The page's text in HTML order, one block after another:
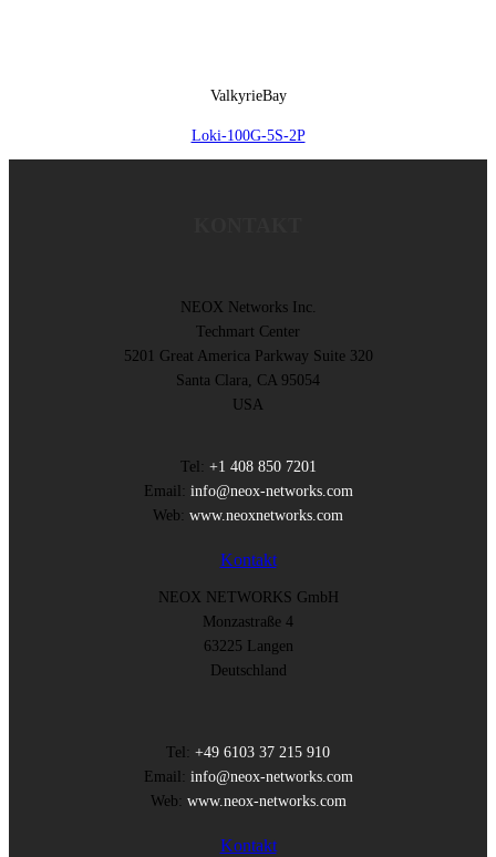
ValkyrieBay
Loki-100G-5S-2P
NEOX Networks Inc.
Techmart Center
5201 Great America Parkway Suite 320
Santa Clara, CA 95054
USA
Tel: +1 408 850 7201
Email: info@neox-networks.com
Web: www.neoxnetworks.com
Kontakt
NEOX NETWORKS GmbH
Monzastraße 4
63225 Langen
Deutschland
Tel: +49 6103 37 215 910
Email: info@neox-networks.com
Web: www.neox-networks.com
Kontakt